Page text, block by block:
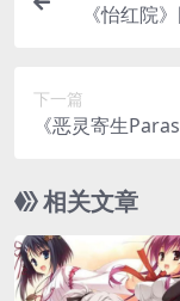
《怡红院
下一篇
《恶灵寄生
相关文章